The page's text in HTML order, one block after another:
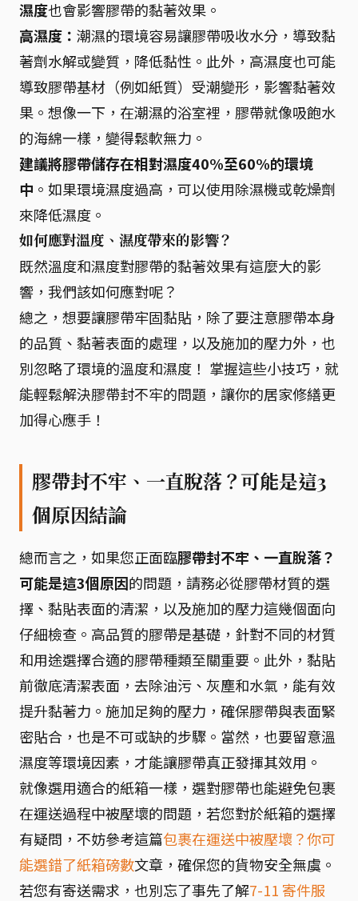
濕度也會影響膠帶的黏著效果。
高濕度： 潮濕的環境容易讓膠帶吸收水分，導致黏
著劑水解或變質，降低黏性。此外，高濕度也可能
導致膠帶基材（例如紙質）受潮變形，影響黏著效
果。想像一下，在潮濕的浴室裡，膠帶就像吸飽水
的海綿一樣，變得鬆軟無力。
建議將膠帶儲存在相對濕度40%至60%的環境
中 。如果環境濕度過高，可以使用除濕機或乾燥劑
來降低濕度。
如何應對溫度、濕度帶來的影響？
既然溫度和濕度對膠帶的黏著效果有這麼大的影
響，我們該如何應對呢？
總之，想要讓膠帶牢固黏貼，除了要注意膠帶本身
的品質、黏著表面的處理，以及施加的壓力外，也
別忽略了環境的溫度和濕度！ 掌握這些小技巧，就
能輕鬆解決膠帶封不牢的問題，讓你的居家修繕更
加得心應手！
膠帶封不牢、一直脫落？可能是這3
個原因結論
總而言之，如果您正面臨膠帶封不牢、一直脫落？
可能是這3個原因的問題，請務必從膠帶材質的選
擇、黏貼表面的清潔，以及施加的壓力這幾個面向
仔細檢查。高品質的膠帶是基礎，針對不同的材質
和用途選擇合適的膠帶種類至關重要。此外，黏貼
前徹底清潔表面，去除油污、灰塵和水氣，能有效
提升黏著力。施加足夠的壓力，確保膠帶與表面緊
密貼合，也是不可或缺的步驟。當然，也要留意溫
濕度等環境因素，才能讓膠帶真正發揮其效用。
就像選用適合的紙箱一樣，選對膠帶也能避免包裹
在運送過程中被壓壞的問題，若您對於紙箱的選擇
有疑問，不妨參考這篇包裹在運送中被壓壞？你可
能選錯了紙箱磅數文章，確保您的貨物安全無虞。
若您有寄送需求，也別忘了事先了解7-11 寄件服